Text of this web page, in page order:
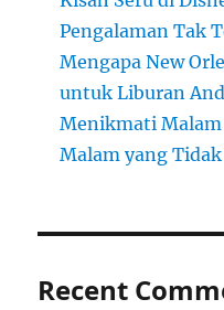
Pengalaman Tak
Mengapa New
untuk Liburan
Menikmati Malam
Malam yang
Recent